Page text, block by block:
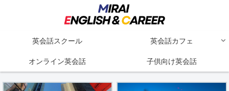
英会話スクール 英会話カフェ
オンライン英会話 子供向け英会話